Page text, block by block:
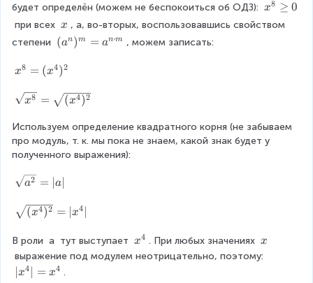
)
^
{
}
}
b
^
2
}
rt
{
\f
r
a
c
{
a
}
b
}
}
(
b
}
\
q
r
t
a
\
c
d
o
t
b
=
fr
a
{
s
r
t
{
}
{
s
q
r
x
^
8
будет определён (можем не беспокоиться об ОДЗ): x
^
0
x8 ≥ 0
при всех \
\
x , а, во-вторых, воспользовавшись свойством
степени (
^
n
}
)
^
{
}
a
{
n
\
(an)m = an⋅m , можем записать:
x
{
}
=
(
^
4
)
^
{
2
x8 = (x4)2
\
q
r
t
x
{
}
}
=
x8 = (x4)2
Используем определение квадратного корня (не забываем
про модуль, т. к. мы пока не знаем, какой знак будет у
полученного выражения):
\
q
t
{
a
^
a2 = ∣a
\
q
r
t
(x4)2 = ∣x4
В роли a тут выступает x
^
x4 . При любых значениях \
\
x
выражение под модулем неотрицательно, поэтому:
x4 = x4 .